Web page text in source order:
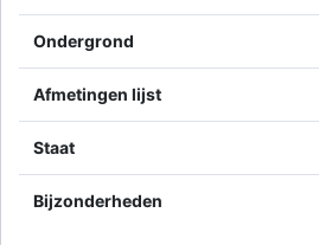
Ondergrond
Afmetingen lijst
Staat
Bijzonderheden